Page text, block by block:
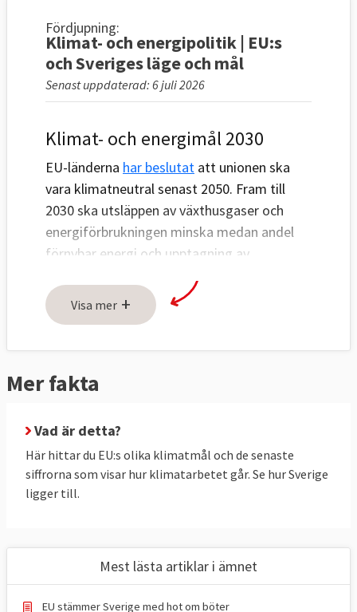
Fördjupning:
Klimat- och energipolitik | EU:s
och Sveriges läge och mål
Senast uppdaterad: 6 juli 2026
Klimat- och energimål 2030
EU-länderna har beslutat att unionen ska
vara klimatneutral senast 2050. Fram till
2030 ska utsläppen av växthusgaser och
energiförbrukningen minska medan andel
förnybar energi och upptagning av
nedan.
Utsläppen ska minska genom tre åtgärder:
handel med utsläppsrätter inom EU (ETS),
nationella åtgärder för att minska utsläppen
(ESR) och ökat upptag av växthusgaser i
Utsläppsminskningar genom handel med
utsläppsrätter (ETS) är gemensamma för
EU, här finns inga nationella mål för
LULUCF-målet. Sverige har bundit sig att
halvera sina nationella utsläpp till 2030 (ESR)
och öka upptaget av växthusgaser i skog
Visa mer +
Mer fakta
Vad är detta?
Här hittar du EU:s olika klimatmål och de senaste
siffrorna som visar hur klimatarbetet går. Se hur Sverige
ligger till.
Mest lästa artiklar i ämnet
EU stämmer Sverige med hot om böter